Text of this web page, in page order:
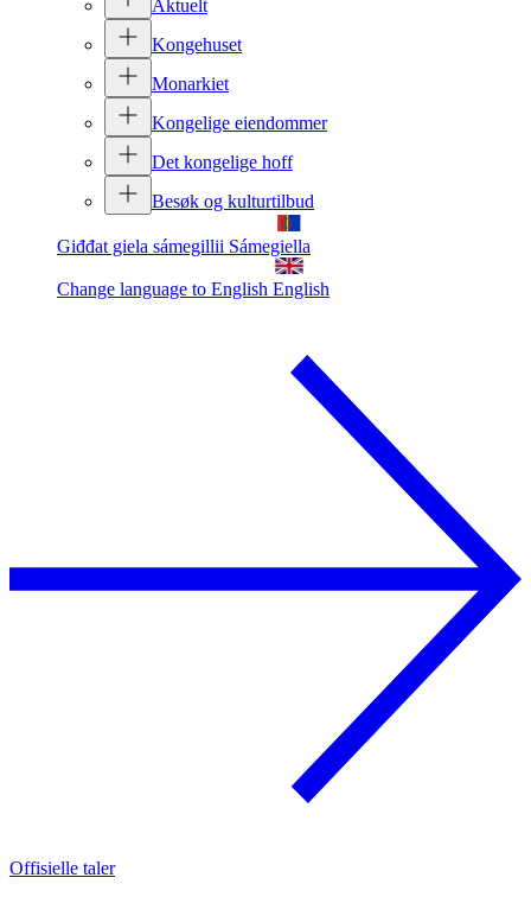
Aktuelt
Kongehuset
Monarkiet
Kongelige eiendommer
Det kongelige hoff
Besøk og kulturtilbud
Giđđat giela sámegillii Sámegiella
Change language to English English
Offisielle taler